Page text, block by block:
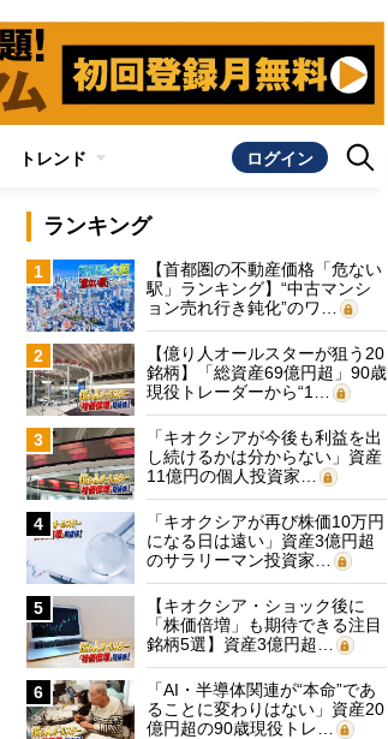
トレンド ログイン
ランキング
1
【首都圏の不動産価格「危ない
駅」ランキング】“中古マンシ
ョン売れ行き鈍化”のワ…
2
【億り人オールスターが狙う20
銘柄】「総資産69億円超」90歳
現役トレーダーから“1…
3
「キオクシアが今後も利益を出
し続けるかは分からない」資産
11億円の個人投資家…
4
「キオクシアが再び株価10万円
になる日は遠い」資産3億円超
のサラリーマン投資家…
5
【キオクシア・ショック後に
「株価倍増」も期待できる注目
銘柄5選】資産3億円超…
6
「AI・半導体関連が“本命”であ
ることに変わりはない」資産20
億円超の90歳現役トレ…